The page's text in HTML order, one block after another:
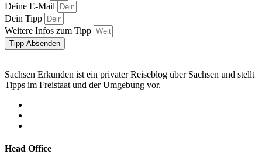
Deine E-Mail
Dein Tipp
Weitere Infos zum Tipp
Tipp Absenden
Sachsen Erkunden ist ein privater Reiseblog über Sachsen und stellt
Tipps im Freistaat und der Umgebung vor.
Head Office